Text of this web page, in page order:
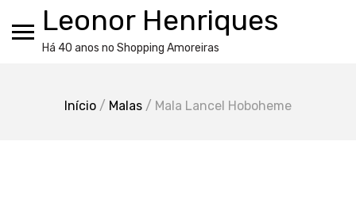
Leonor Henriques
Há 40 anos no Shopping Amoreiras
Início / Malas / Mala Lancel Hoboheme